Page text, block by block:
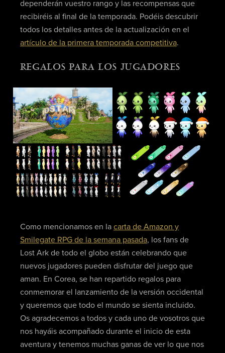
dependerán vuestro rango y las recompensas que
recibiréis al final de la temporada. Podéis descubrir
todos los detalles antes de la actualización en el
artículo de la primera temporada competitiva.
REGALOS PARA LOS JUGADORES
Como mencionamos en la carta de Amazon y
Smilegate RPG de la semana pasada, los fans de
Lost Ark de todo el globo están celebrando que
nuevos jugadores pueden disfrutar del juego que
aman. En Corea, se han repartido regalos para
conmemorar el lanzamiento de la versión occidental
y queremos que todo el mundo se sienta incluido.
Os agradecemos a todos y cada uno de vosotros que
nos hayáis acompañado durante el inicio de esta
aventura y tenemos muchas ganas de ver lo que nos